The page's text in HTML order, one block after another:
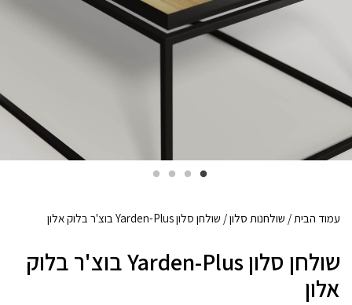
עמוד הבית/ שולחנות סלון/ שולחן סלון Yarden-Plus בוצ'ר בלוק אלון
שולחן סלון Yarden-Plus בוצ'ר בלוק
אלון